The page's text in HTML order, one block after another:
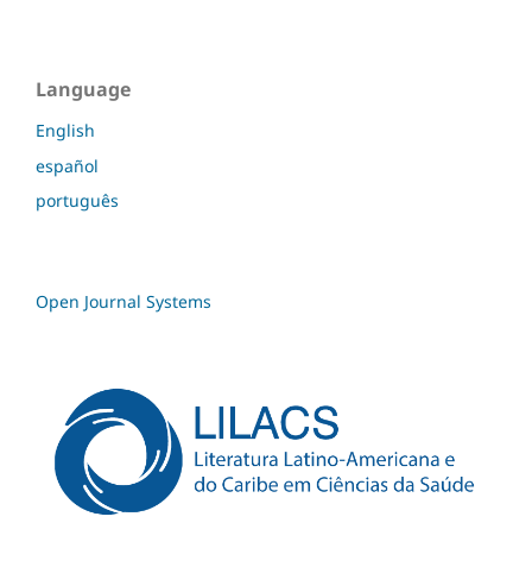
Language
English
español
português
Open Journal Systems